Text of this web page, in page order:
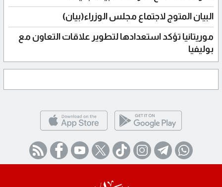
البيان المتوج لاجتماع مجلس الوزراء(بيان)
موريتانيا تؤكد استعدادها لتطوير علاقات التعاون مع
بوليفيا